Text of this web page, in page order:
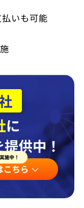
いも可能